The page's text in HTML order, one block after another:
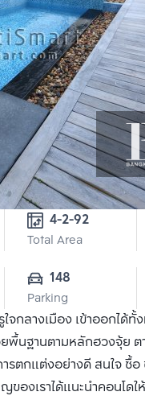
4-2-92
Total Area
148
Parking
ลางเมือง เข้าออกได้ทั้
พื้นฐานตามหลักฮวงจุ้ย
รตกแต่งอย่างดี สนใจ ซื้
องเราได้แนะนำคอนโดใ